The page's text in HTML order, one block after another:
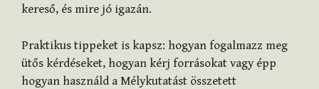
kereső, és mire jó igazán.
Praktikus tippeket is kapsz: hogyan fogalmazz meg
ütős kérdéseket, hogyan kérj forrásokat vagy épp
hogyan használd a Mélykutatást összetett